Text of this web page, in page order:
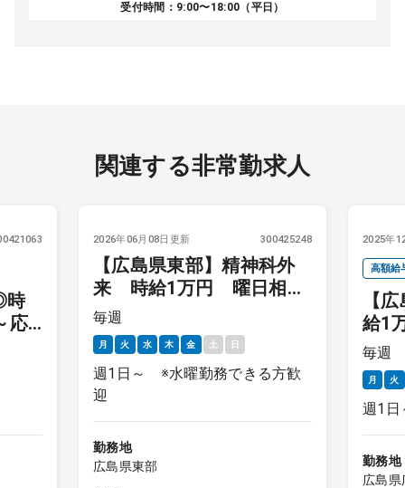
受付時間：9:00〜18:00（平日）
関連する非常勤求人
時
応
2026年06月08日更新 300425248
【広島県東部】精神科外
来 時給1万円 曜日相談
可
毎週
月 火 水 木 金 土 日
週1日～ ※水曜勤務できる方歓
迎
勤務地
広島県東部
2025年
高額給
【
給1
相談
毎週
月 火
週1日
勤務地
広島県